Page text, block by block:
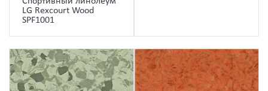
LG Rexcourt Wood
SPF1001